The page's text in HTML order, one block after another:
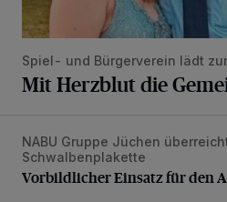
Spiel- und Bürgerverein lädt
Mit Herzblut die
Vorbildlicher Einsatz für den
NABU Gruppe Jüchen
Schwalbenplakette
Vorbildlicher Einsatz für den